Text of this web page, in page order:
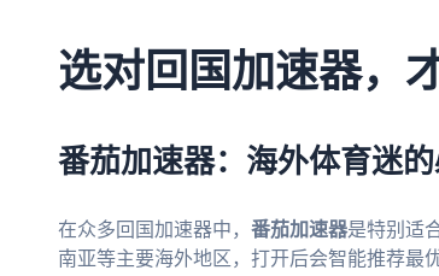
选对回国加速器，
番茄加速器：海外体育迷
在众多回国加速器中， 番茄加速器是特别适
南亚等主要海外地区，打开后会智能推荐最